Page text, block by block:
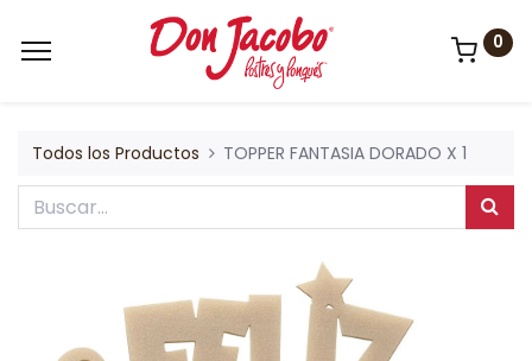
0
Todos los Productos TOPPER FANTASIA DORADO X 1